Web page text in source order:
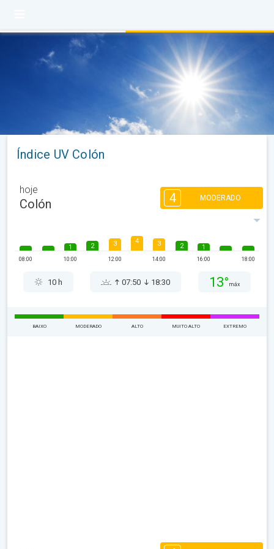
Índice UV Colón
hoje
Colón 4 MODERADO
08:00
1
10:00
2 3
12:00
4 3
14:00
2 1
16:00 18:00
10 h 07:50 18:30 13° máx
BAIXO MODERADO ALTO MUITO ALTO EXTREMO